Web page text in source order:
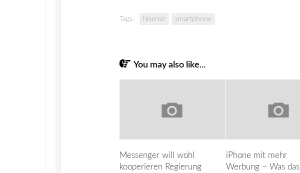
Tags: hisense smartphone
You may also like...
Messenger will wohl
kooperieren Regierung
iPhone mit mehr
Werbung – Was das